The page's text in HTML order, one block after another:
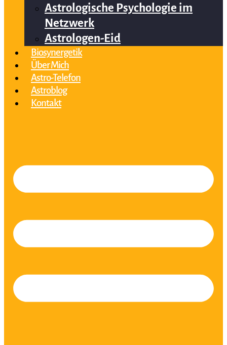
Astrologische Psychologie im
Netzwerk
Astrologen-Eid
Biosynergetik
Über Mich
Astro-Telefon
Astroblog
Kontakt